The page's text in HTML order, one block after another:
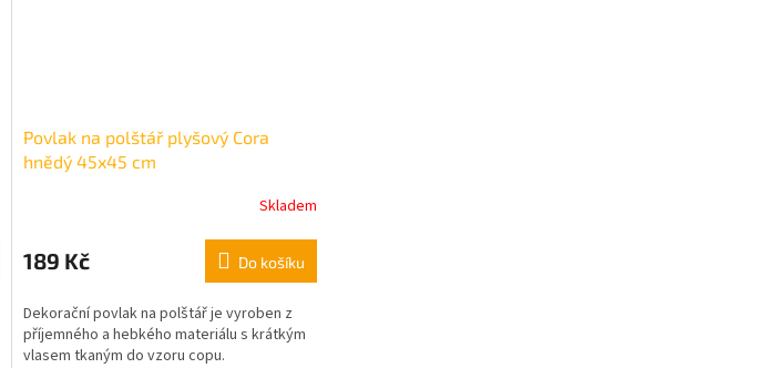
Povlak na polštář plyšový Cora
hnědý 45x45 cm
Skladem
189 Kč Do košíku
Dekorační povlak na polštář je vyroben z
příjemného a hebkého materiálu s krátkým
vlasem tkaným do vzoru copu.